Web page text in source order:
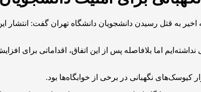
به قتل رسیدن دانشجویان دانشگاه تهران گفت: انتشار
امنیتی نداشته‌ایم اما بلافاصله پس از این اتفاق، اقداماتی برای
کیوسک‌های نگهبانی در برخی از خوابگاه‌ها بود.